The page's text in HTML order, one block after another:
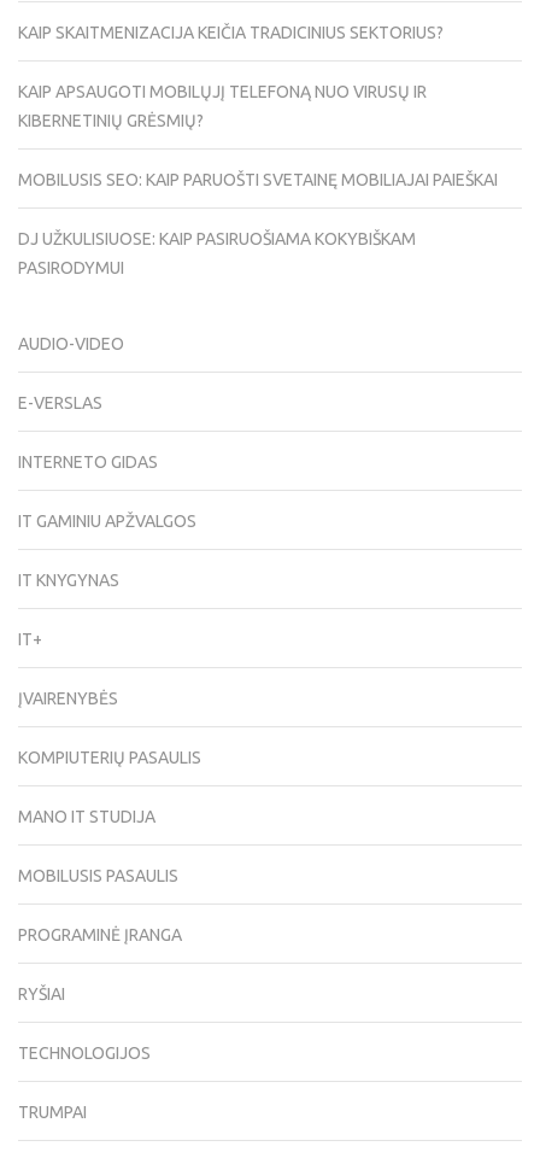
KAIP SKAITMENIZACIJA KEIČIA TRADICINIUS SEKTORIUS?
KAIP APSAUGOTI MOBILŲJĮ TELEFONĄ NUO VIRUSŲ IR
KIBERNETINIŲ GRĖSMIŲ?
MOBILUSIS SEO: KAIP PARUOŠTI SVETAINĘ MOBILIAJAI PAIEŠKAI
DJ UŽKULISIUOSE: KAIP PASIRUOŠIAMA KOKYBIŠKAM
PASIRODYMUI
AUDIO-VIDEO
E-VERSLAS
INTERNETO GIDAS
IT GAMINIU APŽVALGOS
IT KNYGYNAS
IT+
ĮVAIRENYBĖS
KOMPIUTERIŲ PASAULIS
MANO IT STUDIJA
MOBILUSIS PASAULIS
PROGRAMINĖ ĮRANGA
RYŠIAI
TECHNOLOGIJOS
TRUMPAI